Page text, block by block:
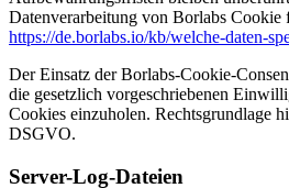
Datenverarbeitung von Borlabs Cookie
https://de.borlabs.io/kb/welche-daten-
Der Einsatz der Borlabs-Cookie-
die gesetzlich vorgeschriebenen
Cookies einzuholen. Rechtsgrundlage
DSGVO.
Server-Log-Dateien